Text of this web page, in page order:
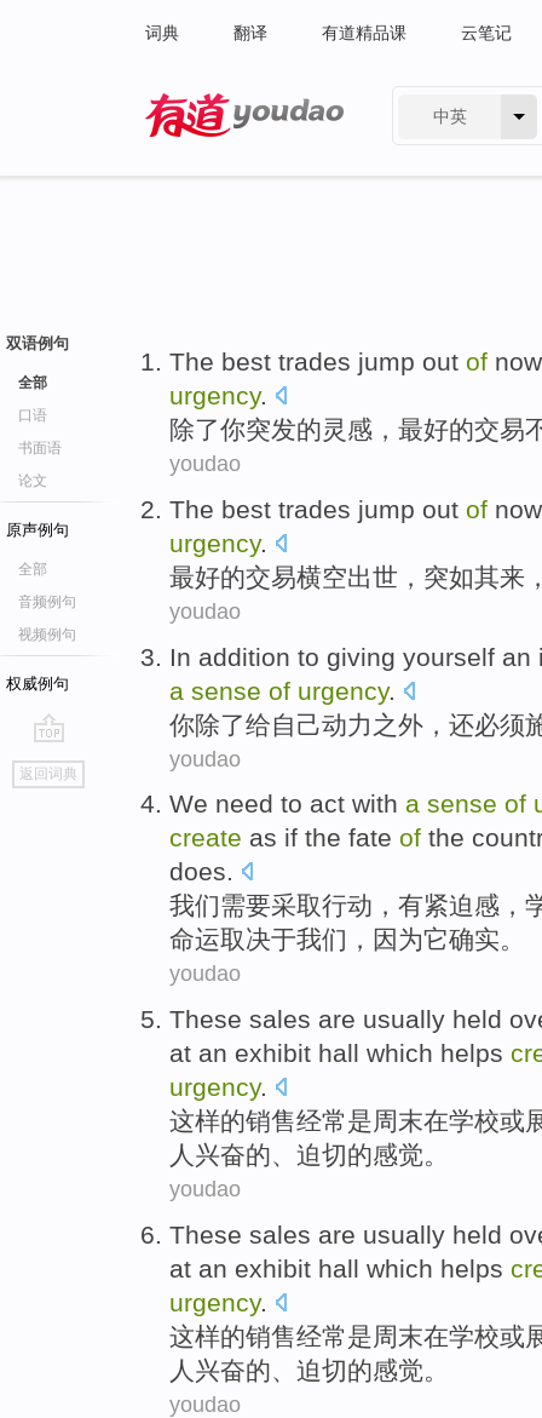
词典 翻译 有道精品课 云笔记
中英
双语例句
全部
口语
书面语
论文
原声例句
全部
音频例句
视频例句
权威例句
go
top
返回词典
The best trades jump out of
urgency.
除了你突发的灵感， 最好的交易
youdao
The best trades jump out of
urgency.
最好的交易横空出世，突如其来
youdao
In addition to giving yourself an
a sense of urgency.
你除了给自己动力 之外， 还必须
youdao
We need to act with a sense of
create as if the fate of the
does.
我们需要采取行动， 有紧迫感 ，
命运取决于我们，因为它确实。
youdao
These sales are usually held
at an exhibit hall which helps
urgency.
这样的销售经常是周末在学校或
人兴奋的、 迫切的感觉。
youdao
These sales are usually held
at an exhibit hall which helps
urgency.
这样的销售经常是周末在学校或
人兴奋的、 迫切的感觉。
youdao